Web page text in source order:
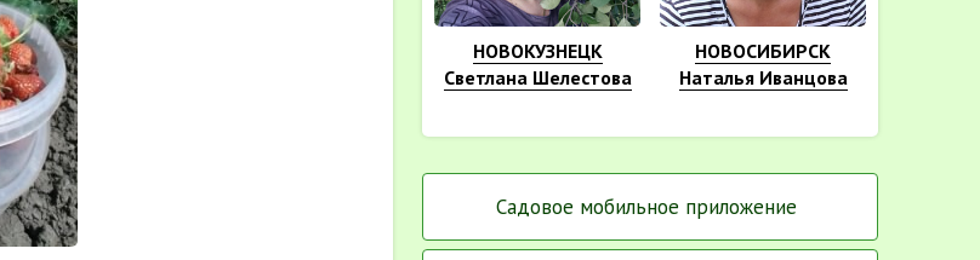
НОВОКУЗНЕЦК
Светлана Шелестова
НОВОСИБИРСК
Наталья Иванцова
Садовое мобильное приложение